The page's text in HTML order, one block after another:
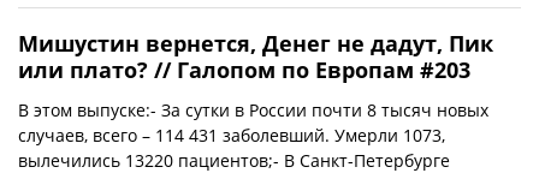
Мишустин вернется, Денег не дадут, Пик
или плато? // Галопом по Европам #203
В этом выпуске:- За сутки в России почти 8 тысяч новых
случаев, всего – 114 431 заболевший. Умерли 1073,
вылечились 13220 пациентов;- В Санкт-Петербурге